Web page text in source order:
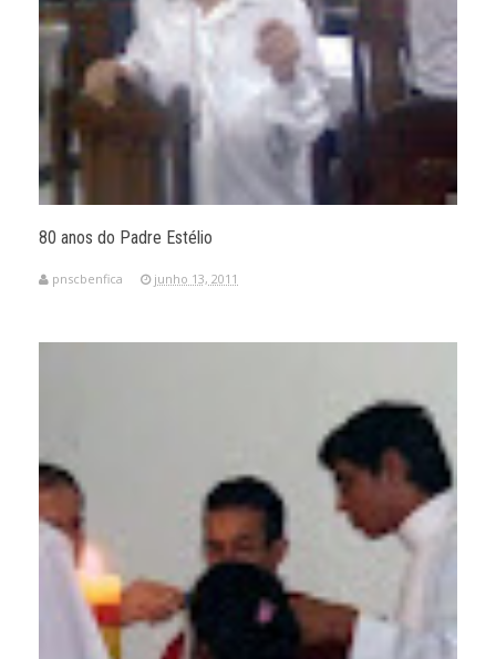
80 anos do Padre Estélio
pnscbenfica junho 13, 2011